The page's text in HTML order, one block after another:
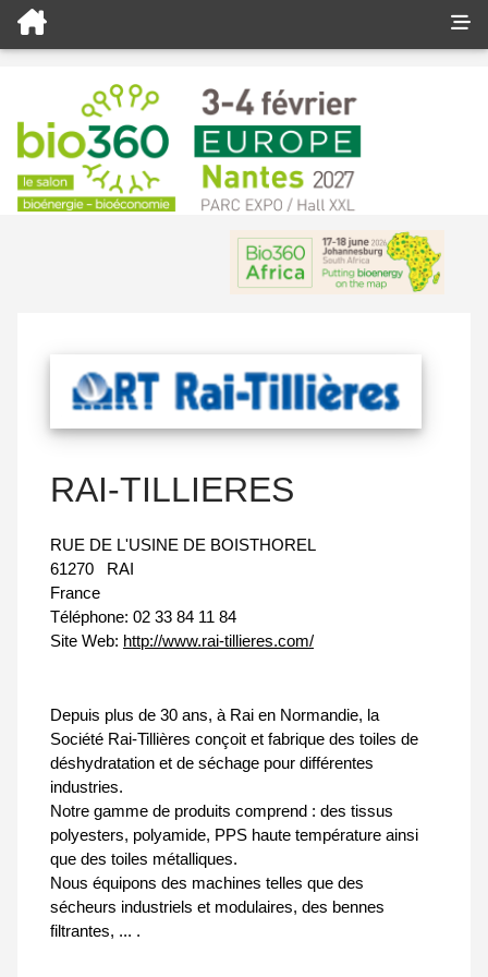
RAI-TILLIERES
RUE DE L'USINE DE BOISTHOREL
61270
RAI
France
Téléphone: 02 33 84 11 84
Site Web: http://www.rai-tillieres.com/
Depuis plus de 30 ans, à Rai en Normandie, la
Société Rai-Tillières conçoit et fabrique des toiles de
déshydratation et de séchage pour différentes
industries.
Notre gamme de produits comprend : des tissus
polyesters, polyamide, PPS haute température ainsi
que des toiles métalliques.
Nous équipons des machines telles que des
sécheurs industriels et modulaires, des bennes
filtrantes, ... .